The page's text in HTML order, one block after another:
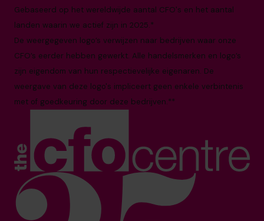
Gebaseerd op het wereldwijde aantal CFO's en het aantal
landen waarin we actief zijn in 2025.*
De weergegeven logo’s verwijzen naar bedrijven waar onze
CFO’s eerder hebben gewerkt. Alle handelsmerken en logo’s
zijn eigendom van hun respectievelijke eigenaren. De
weergave van deze logo's impliceert geen enkele verbintenis
met of goedkeuring door deze bedrijven.**